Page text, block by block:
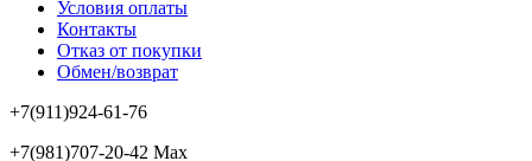
Условия оплаты
Контакты
Отказ от покупки
Обмен/возврат
+7(911)924-61-76
+7(981)707-20-42 Max